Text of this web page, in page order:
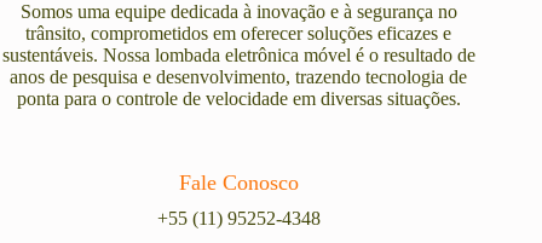
Somos uma equipe dedicada à inovação e à segurança no
trânsito, comprometidos em oferecer soluções eficazes e
sustentáveis. Nossa lombada eletrônica móvel é o resultado de
anos de pesquisa e desenvolvimento, trazendo tecnologia de
ponta para o controle de velocidade em diversas situações.
Fale Conosco
+55 (11) 95252-4348